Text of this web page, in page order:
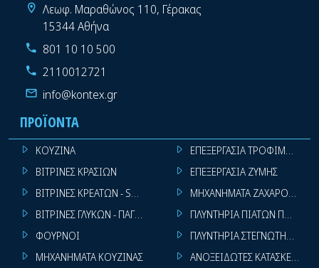
Λεωφ. Μαραθώνος 110, Γέρακας
15344 Αθήνα
801 10 10 500
2110012721
info@kontex.gr
ΠΡΟΪΌΝΤΑ
ΚΟΥΖΙΝΑ
ΒΙΤΡΙΝΕΣ ΚΡΑΣΙΩΝ
ΒΙΤΡΙΝΕΣ ΚΡΕΑΤΩΝ - SUPER MARKET
ΒΙΤΡΙΝΕΣ ΓΛΥΚΩΝ - ΠΑΓΩΤΩΝ
ΦΟΥΡΝΟΙ
ΜΗΧΑΝΗΜΑΤΑ ΚΟΥΖΙΝΑΣ
ΕΠΕΞΕΡΓΑΣΙΑ ΤΡΟΦΙΜΩΝ
ΕΠΕΞΕΡΓΑΣΙΑ ΖΥΜΗΣ
ΜΗΧΑΝΗΜΑΤΑ
ΠΛΥΝΤΗΡΙΑ ΠΙΑΤΩΝ
ΠΛΥΝΤΗΡΙΑ ΣΤΕΓΝΩΤΗΡΙΑ
ΑΝΟΞΕΙΔΩΤΕΣ ΚΑΤΑΣΚΕΥΕΣ